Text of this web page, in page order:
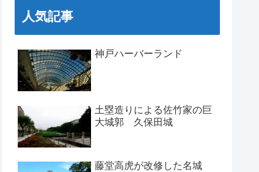
人気記事
神戸ハーバーランド
土塁造りによる佐竹家の巨
大城郭 久保田城
藤堂高虎が改修した名城